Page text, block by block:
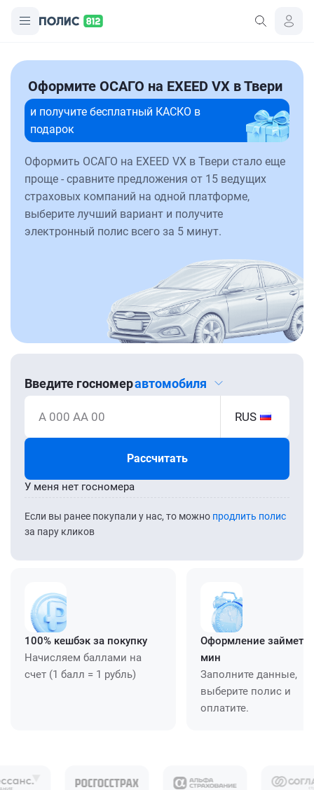
Оформите ОСАГО на EXEED VX в Твери
и получите бесплатный КАСКО в
подарок
Оформить ОСАГО на EXEED VX в Твери стало еще
проще - сравните предложения от 15 ведущих
страховых компаний на одной платформе,
выберите лучший вариант и получите
электронный полис всего за 5 минут.
Введите госномеравтомобиля
А 000 АА 00 RUS
Рассчитать
Если вы ранее покупали у нас, то можно продлить полис
за пару кликов
У меня нет госномера
100% кешбэк за покупку
Начисляем баллами на
счет (1 балл = 1 рубль)
Оформление займет
мин
Заполните данные,
выберите полис и
оплатите.